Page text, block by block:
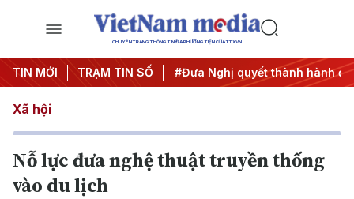
CHUYÊN TRANG THÔNG TIN ĐA PHƯƠNG TIỆN CỦA TTXVN
TIN MỚI TRẠM TIN SỐ
ương 3 #APEC 2027 #Đưa Nghị quyết thành hành
Xã hội
Nỗ lực đưa nghệ thuật truyền thống
vào du lịch